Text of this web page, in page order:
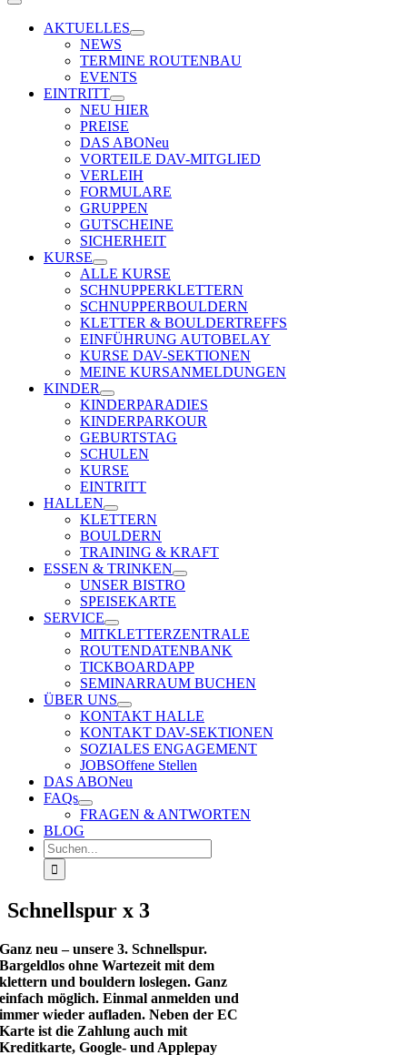
Toggle
NavigationAKTUELLES
NEWS
TERMINE ROUTENBAU
EVENTS
EINTRITT
NEU HIER
PREISE
DAS ABONeu
VORTEILE DAV-MITGLIED
VERLEIH
FORMULARE
GRUPPEN
GUTSCHEINE
SICHERHEIT
KURSE
ALLE KURSE
SCHNUPPERKLETTERN
SCHNUPPERBOULDERN
KLETTER & BOULDERTREFFS
EINFÜHRUNG AUTOBELAY
KURSE DAV-SEKTIONEN
MEINE KURSANMELDUNGEN
KINDER
KINDERPARADIES
KINDERPARKOUR
GEBURTSTAG
SCHULEN
KURSE
EINTRITT
HALLEN
KLETTERN
BOULDERN
TRAINING & KRAFT
ESSEN & TRINKEN
UNSER BISTRO
SPEISEKARTE
SERVICE
MITKLETTERZENTRALE
ROUTENDATENBANK
TICKBOARDAPP
SEMINARRAUM BUCHEN
ÜBER UNS
KONTAKT HALLE
KONTAKT DAV-SEKTIONEN
SOZIALES ENGAGEMENT
JOBSOffene Stellen
DAS ABONeu
FAQs
FRAGEN & ANTWORTEN
BLOG
Suche
nach:
Schnellspur x 3
Ganz neu – unsere 3. Schnellspur.
Bargeldlos ohne Wartezeit mit dem
klettern und bouldern loslegen. Ganz
einfach möglich. Einmal anmelden und
immer wieder aufladen. Neben der EC
Karte ist die Zahlung auch mit
Kreditkarte, Google- und Applepay